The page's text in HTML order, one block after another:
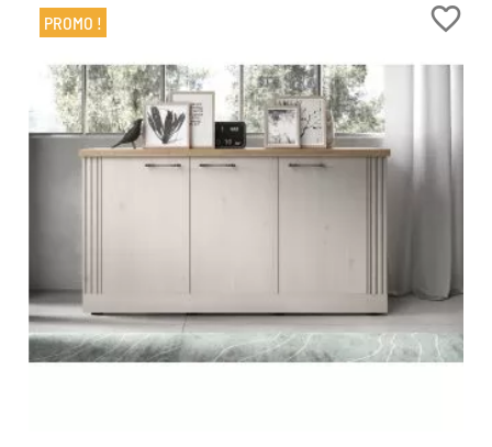
favorite_border
PROMO !